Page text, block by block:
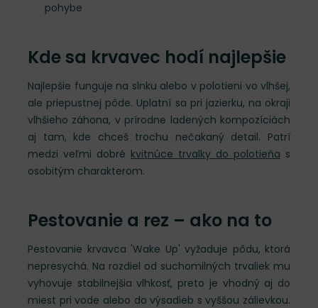
pohybe
Kde sa krvavec hodí najlepšie
Najlepšie funguje na slnku alebo v polotieni vo vlhšej,
ale priepustnej pôde. Uplatní sa pri jazierku, na okraji
vlhšieho záhona, v prírodne ladených kompozíciách
aj tam, kde chceš trochu nečakaný detail. Patrí
medzi veľmi dobré kvitnúce trvalky do polotieňa s
osobitým charakterom.
Pestovanie a rez – ako na to
Pestovanie krvavca 'Wake Up' vyžaduje pôdu, ktorá
nepresychá. Na rozdiel od suchomilných trvaliek mu
vyhovuje stabilnejšia vlhkosť, preto je vhodný aj do
miest pri vode alebo do výsadieb s vyššou zálievkou.